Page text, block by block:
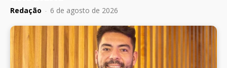
Redação - 6 de agosto de 2026